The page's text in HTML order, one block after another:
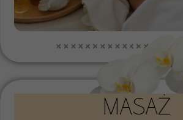
MASAŻ